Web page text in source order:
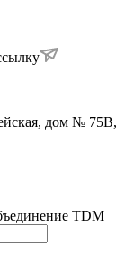
дом №
TDM